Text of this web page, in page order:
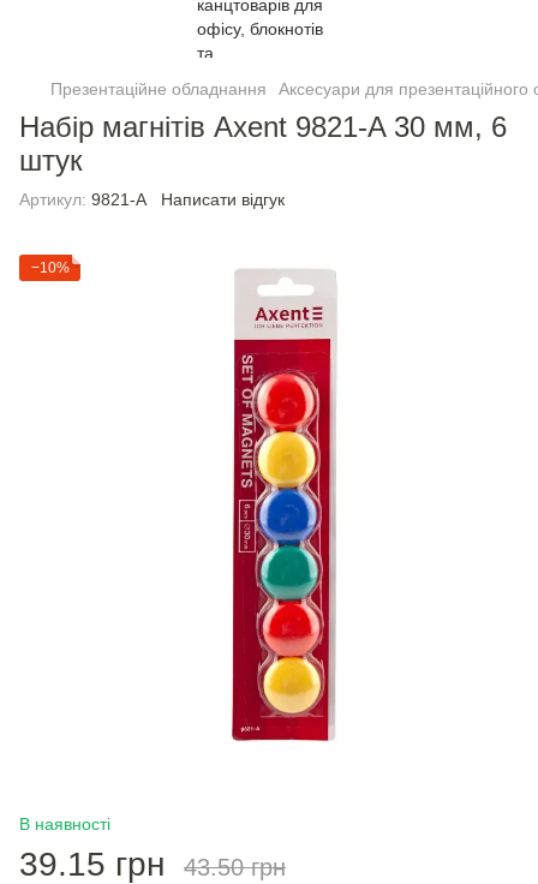
Презентаційне обладнання Аксесуари для презентаційного
Набір магнітів Axent 9821-A 30 мм, 6
штук
Артикул: 9821-A Написати відгук
−10%
В наявності
39.15 грн 43.50 грн